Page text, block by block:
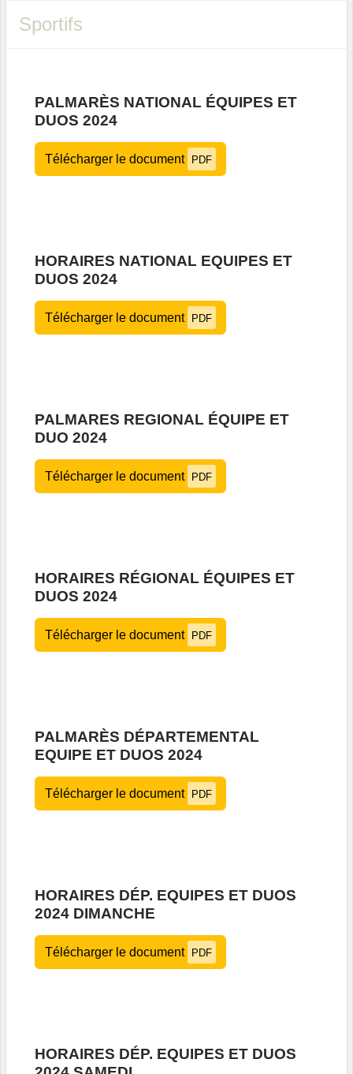
Sportifs
PALMARÈS NATIONAL ÉQUIPES ET
DUOS 2024
Télécharger le document PDF
HORAIRES NATIONAL EQUIPES ET
DUOS 2024
Télécharger le document PDF
PALMARES REGIONAL ÉQUIPE ET
DUO 2024
Télécharger le document PDF
HORAIRES RÉGIONAL ÉQUIPES ET
DUOS 2024
Télécharger le document PDF
PALMARÈS DÉPARTEMENTAL
EQUIPE ET DUOS 2024
Télécharger le document PDF
HORAIRES DÉP. EQUIPES ET DUOS
2024 DIMANCHE
Télécharger le document PDF
HORAIRES DÉP. EQUIPES ET DUOS